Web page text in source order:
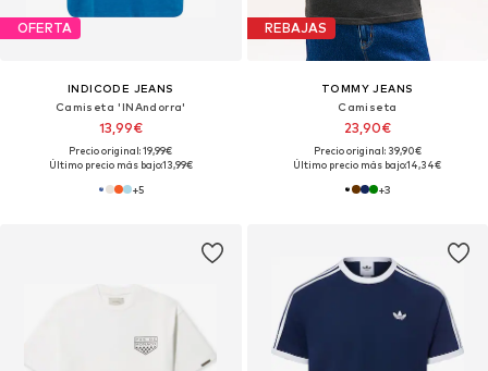
OFERTA
INDICODE JEANS
Camiseta 'INAndorra'
13,99€
Precio original: 19,99€
Último precio más bajo:13,99€
+5
REBAJAS
TOMMY JEANS
Camiseta
23,90€
Precio original: 39,90€
Último precio más bajo:14,34€
+3